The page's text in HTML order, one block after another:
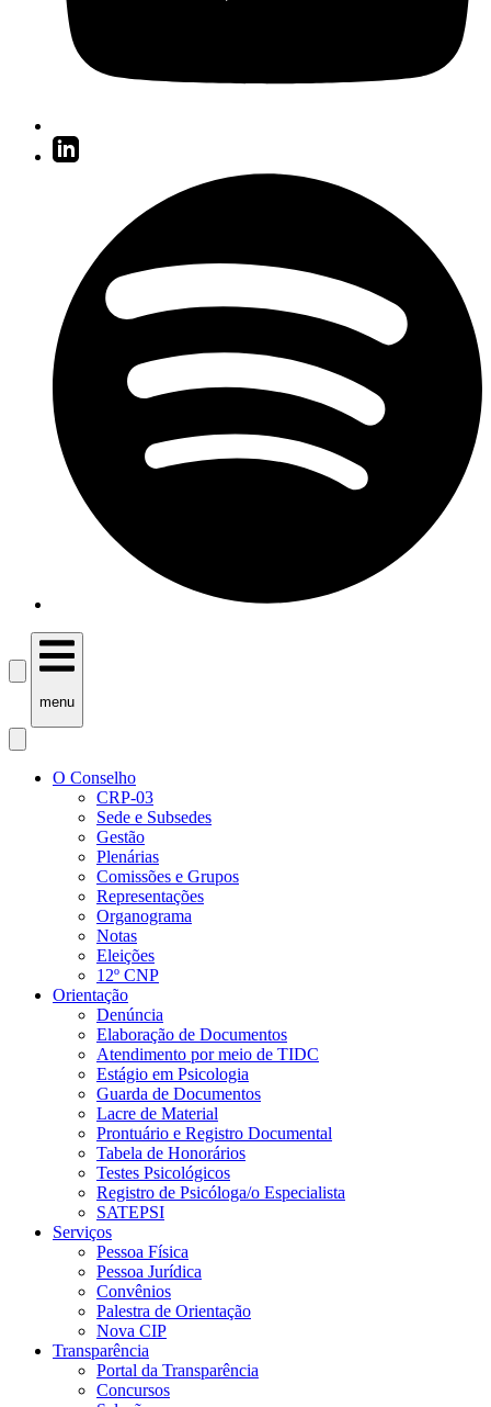
menu
O Conselho
CRP-03
Sede e Subsedes
Gestão
Plenárias
Comissões e Grupos
Representações
Organograma
Notas
Eleições
12º CNP
Orientação
Denúncia
Elaboração de Documentos
Atendimento por meio de TIDC
Estágio em Psicologia
Guarda de Documentos
Lacre de Material
Prontuário e Registro Documental
Tabela de Honorários
Testes Psicológicos
Registro de Psicóloga/o Especialista
SATEPSI
Serviços
Pessoa Física
Pessoa Jurídica
Convênios
Palestra de Orientação
Nova CIP
Transparência
Portal da Transparência
Concursos